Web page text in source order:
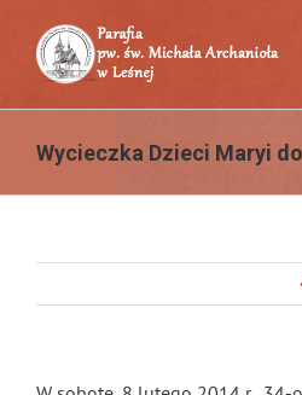
zawartości
Wycieczka Dzieci Maryi